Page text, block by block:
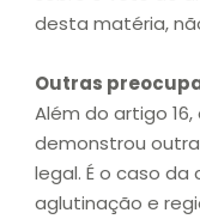
desta matéria,
Outras
Além do artigo
demonstrou
legal. É o caso
aglutinação e